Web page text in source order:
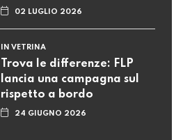
02 LUGLIO 2026
IN VETRINA
Trova le differenze: FLP
lancia una campagna sul
rispetto a bordo
24 GIUGNO 2026